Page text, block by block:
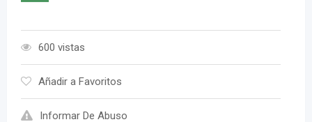
600 vistas
Añadir a Favoritos
Informar De Abuso